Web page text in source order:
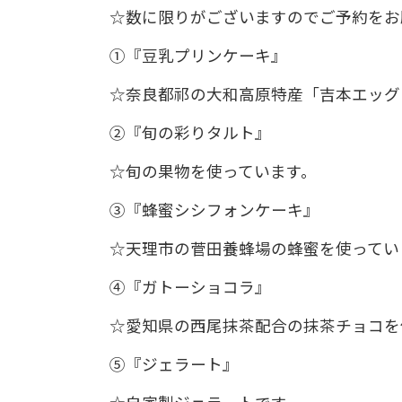
☆数に限りがございますのでご予約を
①『豆乳プリンケーキ』
☆奈良都祁の大和高原特産「吉本エッ
②『旬の彩りタルト』
☆旬の果物を使っています。
③『蜂蜜シシフォンケーキ』
☆天理市の菅田養蜂場の蜂蜜を使ってい
④『ガトーショコラ』
☆愛知県の西尾抹茶配合の抹茶チョコ
⑤『ジェラート』